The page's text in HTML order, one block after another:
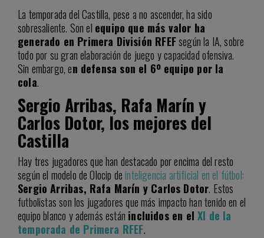
La temporada del Castilla, pese a no ascender, ha sido
sobresaliente. Son el equipo que más valor ha
generado en Primera División RFEFsegún la IA, sobre
todo por su gran elaboración de juego y capacidad ofensiva.
Sin embargo, en defensa son el 6º equipo por la
cola.
Sergio Arribas, Rafa Marín y
Carlos Dotor, los mejores del
Castilla
Hay tres jugadores que han destacado por encima del resto
según el modelo de Olocip deinteligencia artificial en el fútbol:
Sergio Arribas, Rafa Marín y Carlos Dotor. Estos
futbolistas son los jugadores que más impacto han tenido en el
equipo blanco y además están incluidos en elXI de la
temporada de Primera RFEF.